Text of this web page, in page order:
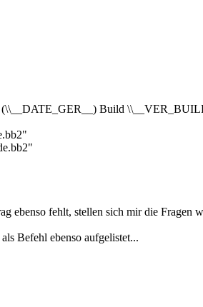
(\\__DATE_GER__) Build
ebenso fehlt, stellen sich mir die
Befehl ebenso aufgelistet...